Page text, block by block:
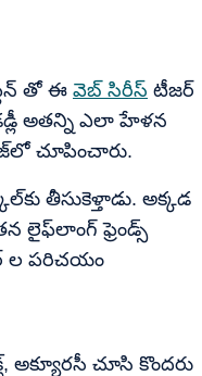
తో ఈ వెబ్ సిరీస్ టీజర్
అతన్ని ఎలా హేళన
చూపించారు.
తీసుకెళ్తాడు. అక్కడ
లైఫ్‌లాంగ్ ఫ్రెండ్స్
ల పరిచయం
అక్యూరసీ చూసి కొందరు